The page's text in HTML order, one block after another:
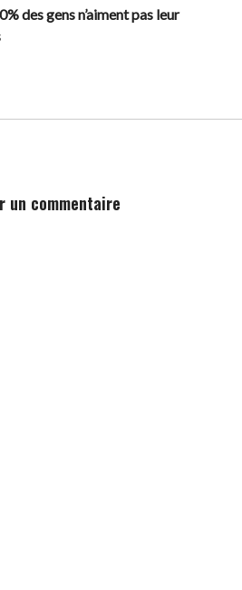
des gens n’aiment pas leur
un commentaire